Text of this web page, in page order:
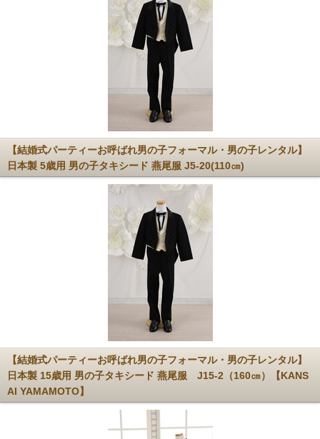
【結婚式パーティーお呼ばれ男の子フォーマル・男の子レンタル】
日本製 5歳用 男の子タキシード 燕尾服 J5-20(110㎝)
【結婚式パーティーお呼ばれ男の子フォーマル・男の子レンタル】
日本製 15歳用 男の子タキシード 燕尾服 J15-2（160㎝）【KANS
AI YAMAMOTO】